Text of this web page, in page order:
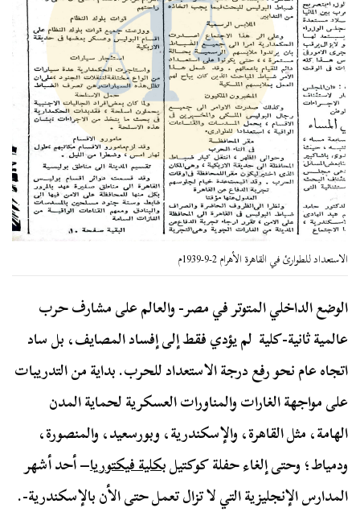
الاستعداد للطوارئ في القاهرة الأهرام 2-9-1939م
الوضع الداخلي المتوتر في مصر- والعالم على مشارف حرب
عالمية ثانية-كلية لم يؤدي فقط إلى إفساد المصايف، بل ساد
اتجاه عام نحو رفع درجة الاستعداد للحرب. بداية من التدريبات
على مواجهة الغارات والمناورات العسكرية لحماية المدن
الهامة، مثل القاهرة، والإسكندرية، وبورسعيد، والمنصورة،
ودمياط؛ وحتى إلغاء حفلة كوكتيلبكلية فيكتوريا– أحد أشهر
المدارس الإنجليزية التي لا تزال تعمل حتى الأن بالإسكندرية-.